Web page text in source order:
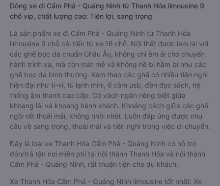
Dòng xe đi Cẩm Phả - Quảng Ninh từ Thanh Hóa limousine 9
chỗ vip, chất lượng cao: Tiện lợi, sang trọng
Là sản phẩm xe đi Cẩm Phả - Quảng Ninh từ Thanh Hóa
limousine 9 chỗ cải tiến từ xe 16 chỗ. Nội thất được làm lại với
các ghế bọc da chuẩn Châu Âu, không chỉ êm ái cho chuyến
hành trình xa, mà còn mát mẻ và không hề bị hầm bí như các
ghế bọc da bình thường. Kèm theo các ghế có nhiều tiện nghi
hiện đại như ti-vi, tủ lạnh mini, ổ cắm usb, đèn đọc sách, hệ
thống âm thanh cao cấp. Có vách ngăn riêng biệt giữa
khoang lái và khoang hành khách. Khoảng cách giữa các ghế
ngồi rất thoải mái, không nhồi nhét. Luôn đáp ứng được nhu
cầu về sang trọng, thoải mái và tiện nghi trong việc di chuyển.
Đây là loại xe Thanh Hóa Cẩm Phả - Quảng Ninh có hỗ trợ
đón/trả tận nơi miễn phí tại nội thành Thanh Hóa và nội thành
Cẩm Phả - Quảng Ninh, rất thuận tiện cho du khách.
Xe Thanh Hóa Cẩm Phả - Quảng Ninh limousine tốt nhất: Xe